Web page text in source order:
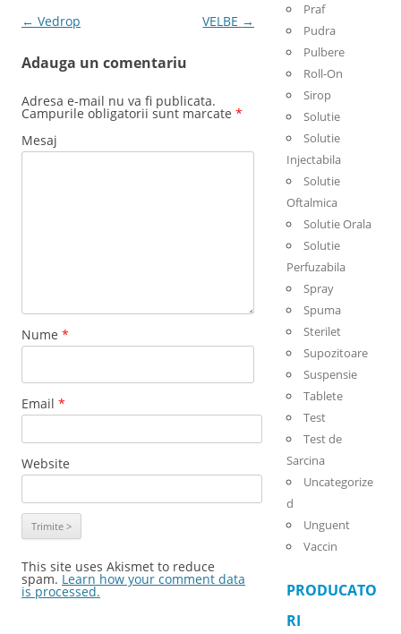
Post navigation
← Vedrop VELBE →
Adauga un comentariu
Adresa e-mail nu va fi publicata.
Campurile obligatorii sunt marcate *
Mesaj
Nume *
Email *
Website
This site uses Akismet to reduce
spam. Learn how your comment data
is processed.
Praf
Pudra
Pulbere
Roll-On
Sirop
Solutie
Solutie
Injectabila
Solutie
Oftalmica
Solutie Orala
Solutie
Perfuzabila
Spray
Spuma
Sterilet
Supozitoare
Suspensie
Tablete
Test
Test de
Sarcina
Uncategorize
d
Unguent
Vaccin
PRODUCATO
RI